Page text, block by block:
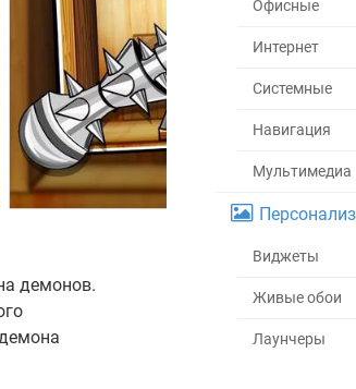
демонов.
Офисные
Интернет
Системные
Навигация
Мультимедиа
Виджеты
Живые обои
Лаунчеры